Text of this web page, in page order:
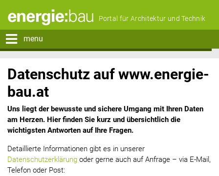
Portal für Architektur und Technik
menu
Datenschutz auf www.energie-
bau.at
Uns liegt der bewusste und sichere Umgang mit Ihren Daten
am Herzen. Hier finden Sie kurz und übersichtlich die
wichtigsten Antworten auf Ihre Fragen.
Detaillierte Informationen gibt es in unserer
Datenschutzerklärung oder gerne auch auf Anfrage – via E-Mail,
Telefon oder Post: